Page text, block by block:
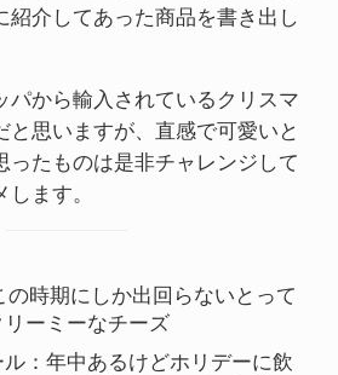
紹介してあった商品を書き出し
パから輸入されているクリスマ
と思いますが、直感で可愛いと
ったものは是非チャレンジして
ます。
の時期にしか出回らないとって
ーミーなチーズ
：年中あるけどホリデーに飲